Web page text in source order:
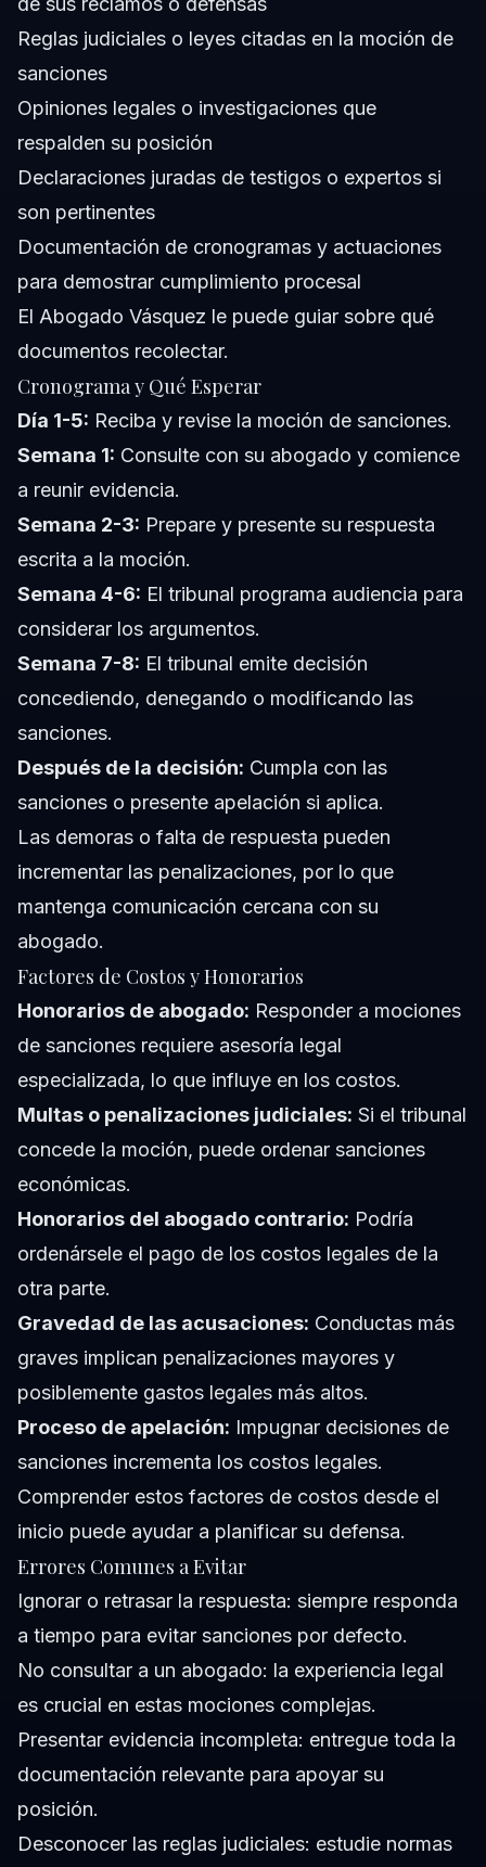
Reglas judiciales o leyes citadas en la moción de
sanciones
Opiniones legales o investigaciones que
respalden su posición
Declaraciones juradas de testigos o expertos si
son pertinentes
Documentación de cronogramas y actuaciones
para demostrar cumplimiento procesal
El Abogado Vásquez le puede guiar sobre qué
documentos recolectar.
Cronograma y Qué Esperar
Día 1-5: Reciba y revise la moción de sanciones.
Semana 1: Consulte con su abogado y comience
a reunir evidencia.
Semana 2-3: Prepare y presente su respuesta
escrita a la moción.
Semana 4-6: El tribunal programa audiencia para
considerar los argumentos.
Semana 7-8: El tribunal emite decisión
concediendo, denegando o modificando las
sanciones.
Después de la decisión: Cumpla con las
sanciones o presente apelación si aplica.
Las demoras o falta de respuesta pueden
incrementar las penalizaciones, por lo que
mantenga comunicación cercana con su
abogado.
Factores de Costos y Honorarios
Honorarios de abogado: Responder a mociones
de sanciones requiere asesoría legal
especializada, lo que influye en los costos.
Multas o penalizaciones judiciales: Si el tribunal
concede la moción, puede ordenar sanciones
económicas.
Honorarios del abogado contrario: Podría
ordenársele el pago de los costos legales de la
otra parte.
Gravedad de las acusaciones: Conductas más
graves implican penalizaciones mayores y
posiblemente gastos legales más altos.
Proceso de apelación: Impugnar decisiones de
sanciones incrementa los costos legales.
Comprender estos factores de costos desde el
inicio puede ayudar a planificar su defensa.
Errores Comunes a Evitar
Ignorar o retrasar la respuesta: siempre responda
a tiempo para evitar sanciones por defecto.
No consultar a un abogado: la experiencia legal
es crucial en estas mociones complejas.
Presentar evidencia incompleta: entregue toda la
documentación relevante para apoyar su
posición.
Desconocer las reglas judiciales: estudie normas